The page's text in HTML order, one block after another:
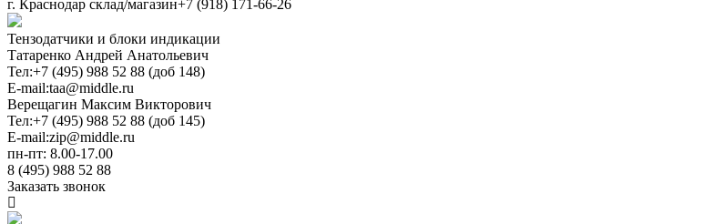
г. Краснодар склад/магазин+7 (918) 171-66-26
Тензодатчики и блоки индикации
Татаренко Андрей Анатольевич
Тел:+7 (495) 988 52 88 (доб 148)
E-mail:taa@middle.ru
Верещагин Максим Викторович
Тел:+7 (495) 988 52 88 (доб 145)
E-mail:zip@middle.ru
пн-пт: 8.00-17.00
8 (495) 988 52 88
Заказать звонок